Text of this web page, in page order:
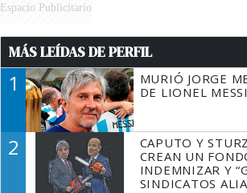
Espacio Publicitario
MÁS LEÍDAS DE PERFIL
1
MURIÓ JORGE
DE LIONEL MESSI
2
CAPUTO Y
CREAN UN
INDEMNIZAR Y
SINDICATOS